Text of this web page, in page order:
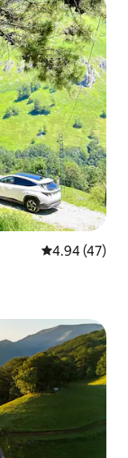
คะแนนเฉลี่ย
4.94 (47)